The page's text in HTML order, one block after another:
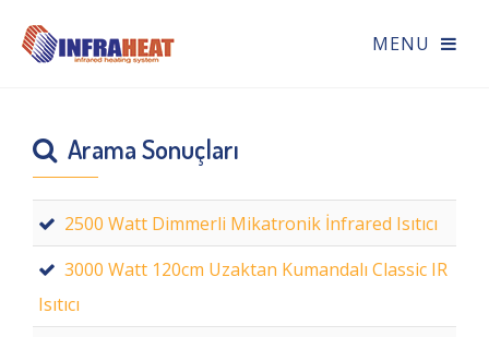
Arama Sonuçları
2500 Watt Dimmerli Mikatronik İnfrared Isıtıcı
3000 Watt 120cm Uzaktan Kumandalı Classic IR
Isıtıcı